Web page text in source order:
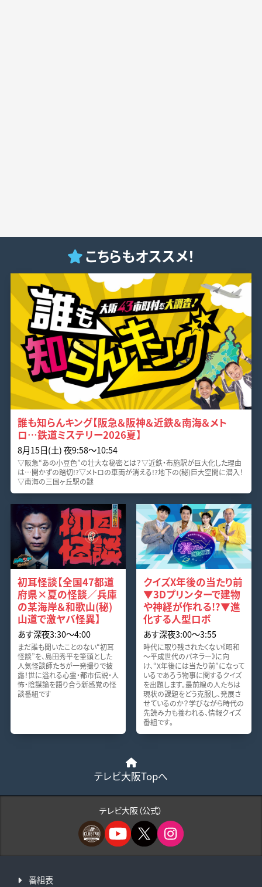
こちらもオススメ！
誰も知らんキング【阪急＆阪神＆近鉄＆南海＆メト
ロ…鉄道ミステリー2026夏】
8月15日(土) 夜9:58〜10:54
▽阪急“あの小豆色”の壮大な秘密とは？▽近鉄・布施駅が巨大化した理由
は…開かずの踏切!?▽メトロの車両が消える!?地下の(秘)巨大空間に潜入！
▽南海の三国ヶ丘駅の謎
初耳怪談【全国47都道
府県×夏の怪談／兵庫
の某海岸＆和歌山(秘)
山道で激ヤバ怪異】
あす深夜3:30〜4:00
まだ誰も聞いたことのない“初耳
怪談”を、島田秀平を筆頭とした
人気怪談師たちが一発撮りで披
露！世に溢れる心霊・都市伝説・人
怖・陰謀論を語り合う新感覚の怪
談番組です
クイズX年後の当たり前
▼3Dプリンターで建物
や神経が作れる!?▼進
化する人型ロボ
あす深夜3:00〜3:55
時代に取り残されたくない《昭和
～平成世代のパネラー》に向
け、“X年後には当たり前”になって
いるであろう物事に関するクイズ
を出題します。最前線の人たちは
現状の課題をどう克服し、発展さ
せているのか？学びながら時代の
先読み力も養われる、情報クイズ
番組です。
テレビ大阪Topへ
テレビ大阪（公式）
番組表